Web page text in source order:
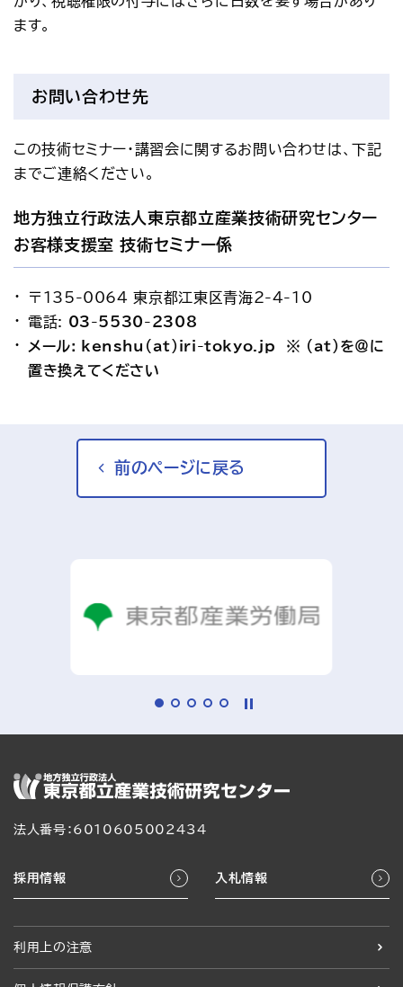
ます。
お問い合わせ先
この技術セミナー・講習会に関するお問い合わせは、下記
までご連絡ください。
地方独立行政法人東京都立産業技術研究センター
お客様支援室 技術セミナー係
〒135-0064 東京都江東区青海2-4-10
電話: 03-5530-2308
メール: kenshu(at)iri-tokyo.jp　※ (at)を＠に
置き換えてください
前のページに戻る
法人番号：6010605002434
採用情報 入札情報
利用上の注意